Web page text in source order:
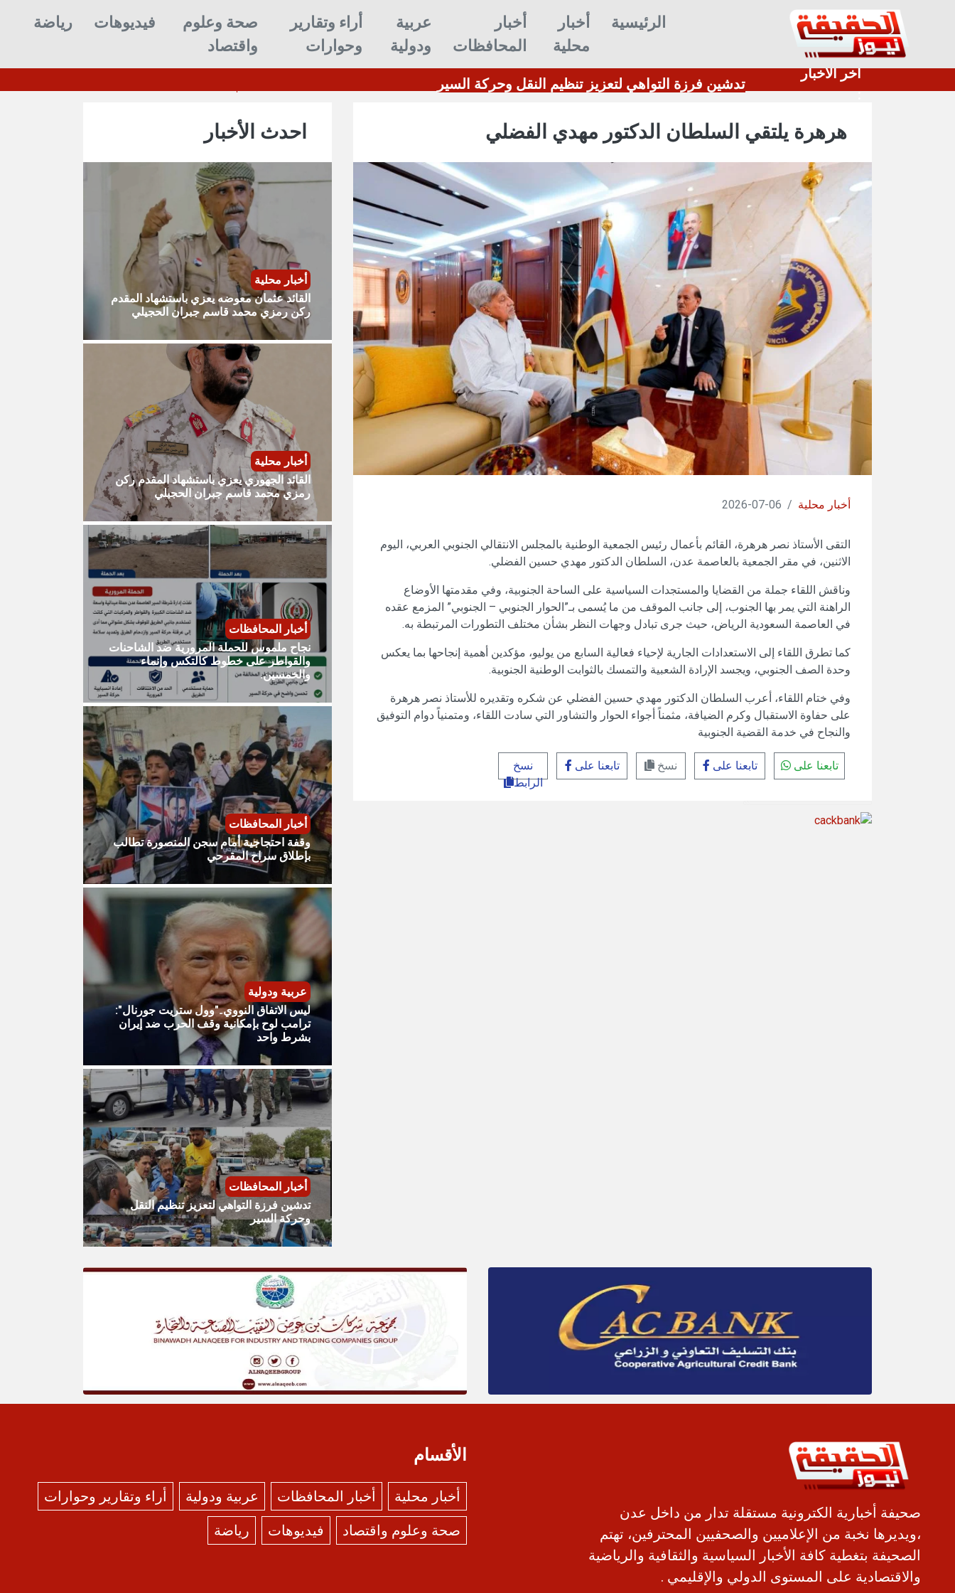
الرئيسية
أخبار
محلية
أخبار
المحافظات
عربية
ودولية
أراء وتقارير
وحوارات
صحة وعلوم
واقتصاد
فيديوهات رياضة
أخر الأخبار
:
ليس الاتفاق النووي.."وول ستريت جورنال": ترامب لوح بإمكانية وقف الحرب ضد إيران بشرط واحد تدشين فرزة التواهي لتعزيز تنظيم النقل وحركة السير
هرهرة يلتقي السلطان الدكتور مهدي الفضلي
أخبار محلية /
06-07-2026
التقى الأستاذ نصر هرهرة، القائم بأعمال رئيس الجمعية الوطنية بالمجلس الانتقالي الجنوبي العربي، اليوم
الاثنين، في مقر الجمعية بالعاصمة عدن، السلطان الدكتور مهدي حسين الفضلي.
وناقش اللقاء جملة من القضايا والمستجدات السياسية على الساحة الجنوبية، وفي مقدمتها الأوضاع
الراهنة التي يمر بها الجنوب، إلى جانب الموقف من ما يُسمى بـ”الحوار الجنوبي – الجنوبي” المزمع عقده
في العاصمة السعودية الرياض، حيث جرى تبادل وجهات النظر بشأن مختلف التطورات المرتبطة به.
كما تطرق اللقاء إلى الاستعدادات الجارية لإحياء فعالية السابع من يوليو، مؤكدين أهمية إنجاحها بما يعكس
وحدة الصف الجنوبي، ويجسد الإرادة الشعبية والتمسك بالثوابت الوطنية الجنوبية.
وفي ختام اللقاء، أعرب السلطان الدكتور مهدي حسين الفضلي عن شكره وتقديره للأستاذ نصر هرهرة
على حفاوة الاستقبال وكرم الضيافة، مثمناً أجواء الحوار والتشاور التي سادت اللقاء، ومتمنياً دوام التوفيق
والنجاح في خدمة القضية الجنوبية
تابعنا على تابعنا على نسخ تابعنا على
نسخ
الرابط
احدث الأخبار
أخبار محلية
القائد عثمان معوضه يعزي باستشهاد المقدم
ركن رمزي محمد قاسم جبران الحجيلي
أخبار محلية
القائد الجهوري يعزي باستشهاد المقدم ركن
رمزي محمد قاسم جبران الحجيلي
أخبار المحافظات
نجاح ملموس للحملة المرورية ضد الشاحنات
والقواطر على خطوط كالتكس وإنماء
والخمسين.
أخبار المحافظات
وقفة احتجاجية أمام سجن المنصورة تطالب
بإطلاق سراح المقرحي
عربية ودولية
ليس الاتفاق النووي.."وول ستريت جورنال":
ترامب لوح بإمكانية وقف الحرب ضد إيران
بشرط واحد
أخبار المحافظات
تدشين فرزة التواهي لتعزيز تنظيم النقل
وحركة السير
صحيفة أخبارية الكترونية مستقلة تدار من داخل عدن
،ويديرها نخبة من الإعلاميين والصحفيين المحترفين، تهتم
الصحيفة بتغطية كافة الأخبار السياسية والثقافية والرياضية
والاقتصادية على المستوى الدولي والإقليمي .
الأقسام
أخبار محلية أخبار المحافظات عربية ودولية
أراء وتقارير وحوارات
صحة وعلوم واقتصاد
فيديوهات رياضة